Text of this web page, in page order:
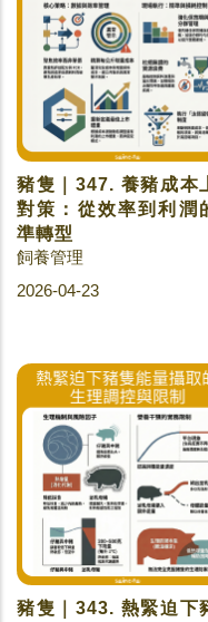
豬隻｜347. 養豬成本
對策：從效率到利潤
準轉型
飼養管理
2026-04-23
豬隻｜343. 熱緊迫下